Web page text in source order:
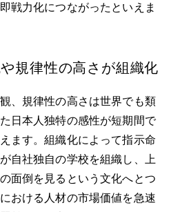
戦力化につながったといえま
規律性の高さが組織化
、規律性の高さは世界でも類
日本人独特の感性が短期間で
ます。組織化によって指示命
自社独自の学校を組織し、上
面倒を見るという文化へとつ
おける人材の市場価値を急速